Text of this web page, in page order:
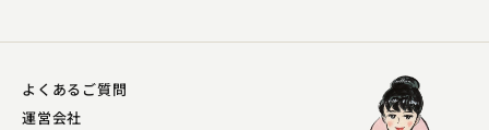
よくあるご質問
運営会社